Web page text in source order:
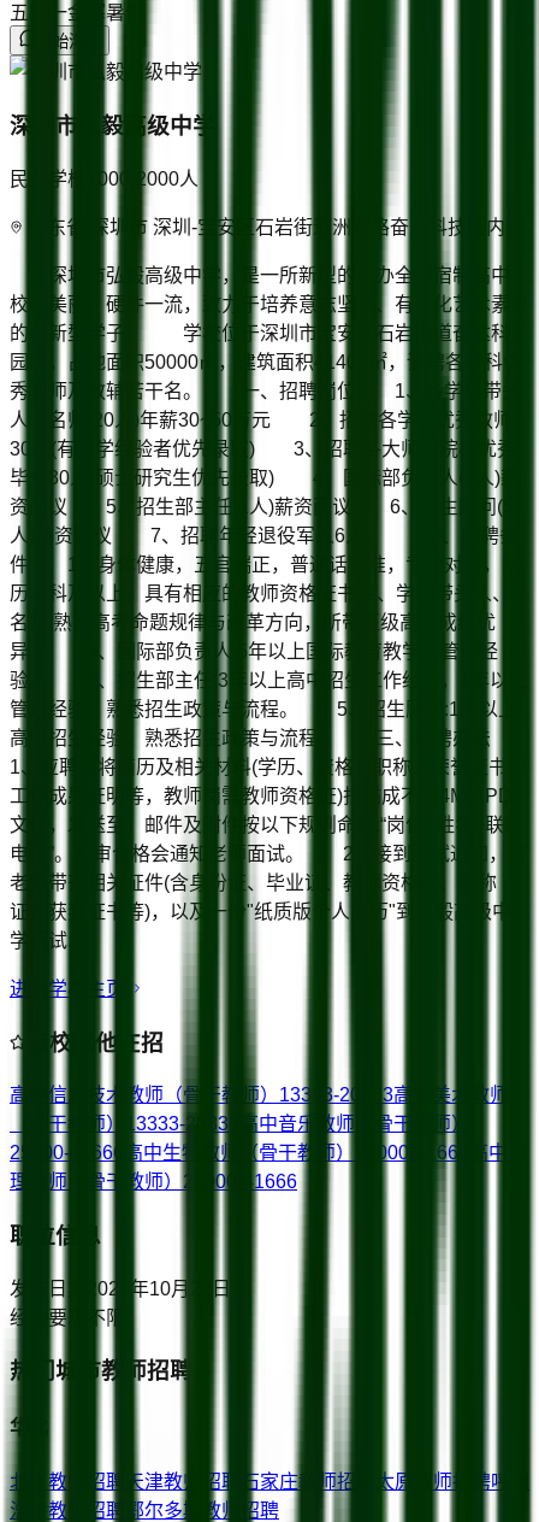
五险一金 寒暑假
开始沟通
深圳市弘毅高级中学
民办学校 1000-2000人
广东省/深圳市 深圳-宝安区石岩街道洲石路奋达科技园内
深圳市弘毅高级中学，是一所新型的民办全寄宿制高中，
校园美丽，硬件一流，致力于培养意志坚韧、有文化艺术素养
的创新型学子。 学校位于深圳市宝安区石岩街道奋达科技
园区，占地面积50000㎡，建筑面积41400㎡，诚聘各学科优
秀教师及教辅若干名。 一、招聘岗位 1、各学科带头
人、名师(20人)年薪30~50万元 2、招聘各学科优秀教师
30人(有教学经验者优先录取) 3、招聘各大师范院校优秀
毕业30人(硕士研究生优先录取) 4、国际部负责人(1人)薪
资面议 5、招生部主任(1人)薪资面议 6、招生顾问(5
人)薪资面议 7、招聘年轻退役军人6人。 二、应聘条
件 1、身体健康，五官端正，普通话标准，专业对口，学
历本科及以上，具有相应的教师资格证书, 2、学科带头人、
名师:熟悉高考命题规律与改革方向，所带班级高考成绩优
异。 3、国际部负责人:5年以上国际教育教学或管理经
验。 4、招生部主任:3年以上高中招生工作经验，1年以上
管理经验，熟悉招生政策与流程。 5、招生顾问:1年以上
高中招生经验，熟悉招生政策与流程。 三、应聘办法
1、应聘者将简历及相关材料(学历、资格、职称、荣誉证书和
工作成果证明等，教师岗需教师资格证)扫描成不超4M的PDF
文件，发送至。邮件及附件按以下规则命名:“岗位+姓名+联系
电话”。初审合格会通知老师面试。 2、接到面试通知，请
老师带齐相关证件(含身份证、毕业证、教师资格证、职称
证，获奖证书等)，以及一份"纸质版个人简历"到弘毅高级中
学面试.
进入学校主页
该校其他在招
高中信息技术教师（骨干教师） 13333-20833高中美术教师
（骨干教师）
13333-20833
高中音乐教师（骨干教师）
25000-41666
高中生物教师（骨干教师） 25000-41666
高中地
理教师（骨干教师） 25000-41666
职位信息
发布日期
2025年10月22日
经验要求
不限
热门城市教师招聘
华北
北京 教师招聘 天津教师招聘 石家庄教师招聘 太原 教师招聘呼和
浩特 教师招聘 鄂尔多斯 教师招聘